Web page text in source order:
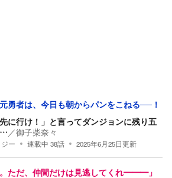
勇者は、今日も朝からパンをこねる──！
に行け！」と言ってダンジョンに残り五
… ／御子柴奈々
ー 連載中 38話 2025年6月25日更新
。ただ、仲間だけは見逃してくれ━━━」